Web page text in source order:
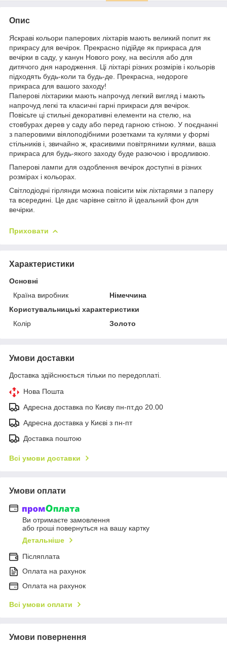
Опис
Яскраві кольори паперових ліхтарів мають великий попит як
прикрасу для вечірок. Прекрасно підійде як прикраса для
вечірки в саду, у канун Нового року, на весілля або для
дитячого дня народження. Ці ліхтарі різних розмірів і кольорів
підходять будь-коли та будь-де. Прекрасна, недороге
прикраса для вашого заходу!
Паперові ліхтарики мають напрочуд легкий вигляд і мають
напрочуд легкі та класичні гарні прикраси для вечірок.
Повісьте ці стильні декоративні елементи на стелю, на
стовбурах дерев у саду або перед гарною стіною. У поєднанні
з паперовими віялоподібними розетками та кулями у формі
стільників і, звичайно ж, красивими повітряними кулями, ваша
прикраса для будь-якого заходу буде разючою і вродливою.
Паперові лампи для оздоблення вечірок доступні в різних
розмірах і кольорах.
Світлодіодні гірлянди можна повісити між ліхтарями з паперу
та всередині. Це дає чарівне світло й ідеальний фон для
вечірки.
Приховати
Характеристики
Основні
Країна виробник
Німеччина
Користувальницькі характеристики
Колір
Золото
Умови доставки
Доставка здійснюється тільки по передоплаті.
Нова Пошта
Адресна доставка по Києву пн-пт.до 20.00
Адресна доставка у Києві з пн-пт
Доставка поштою
Всі умови доставки
Умови оплати
Ви отримаєте замовлення
або гроші повернуться на вашу картку
Детальніше
Післяплата
Оплата на рахунок
Оплата на рахунок
Всі умови оплати
Умови повернення